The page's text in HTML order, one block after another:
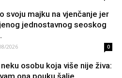
svoju majku na vjenčanje jer
jednostavnog seoskog
2026 0
osobu koja više nije živa:
ona pouku šalje